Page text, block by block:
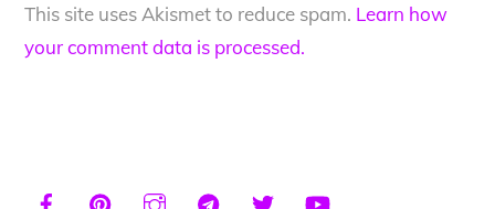
This site uses Akismet to reduce spam. Learn how
your comment data is processed.